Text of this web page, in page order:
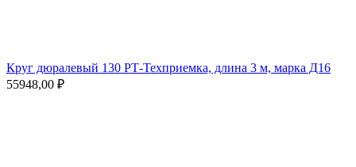
Круг дюралевый 130 РТ-Техприемка, длина 3 м, марка Д16
55948,00 ₽